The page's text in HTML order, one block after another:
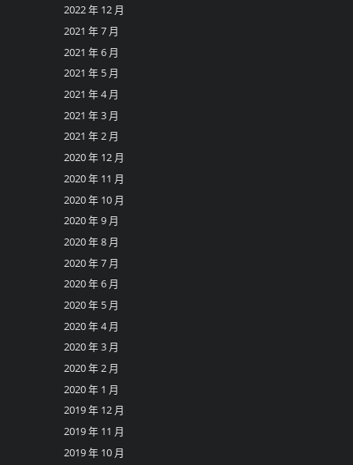
2022 年 12 月
2021 年 7 月
2021 年 6 月
2021 年 5 月
2021 年 4 月
2021 年 3 月
2021 年 2 月
2020 年 12 月
2020 年 11 月
2020 年 10 月
2020 年 9 月
2020 年 8 月
2020 年 7 月
2020 年 6 月
2020 年 5 月
2020 年 4 月
2020 年 3 月
2020 年 2 月
2020 年 1 月
2019 年 12 月
2019 年 11 月
2019 年 10 月